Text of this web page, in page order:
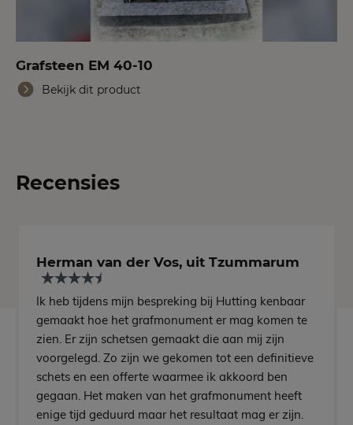
Grafsteen EM 40-10
Bekijk dit product
Recensies
Herman van der Vos, uit Tzummarum
Ik heb tijdens mijn bespreking bij Hutting kenbaar
gemaakt hoe het grafmonument er mag komen te
zien. Er zijn schetsen gemaakt die aan mij zijn
voorgelegd. Zo zijn we gekomen tot een definitieve
schets en een offerte waarmee ik akkoord ben
gegaan. Het maken van het grafmonument heeft
enige tijd geduurd maar het resultaat mag er zijn.